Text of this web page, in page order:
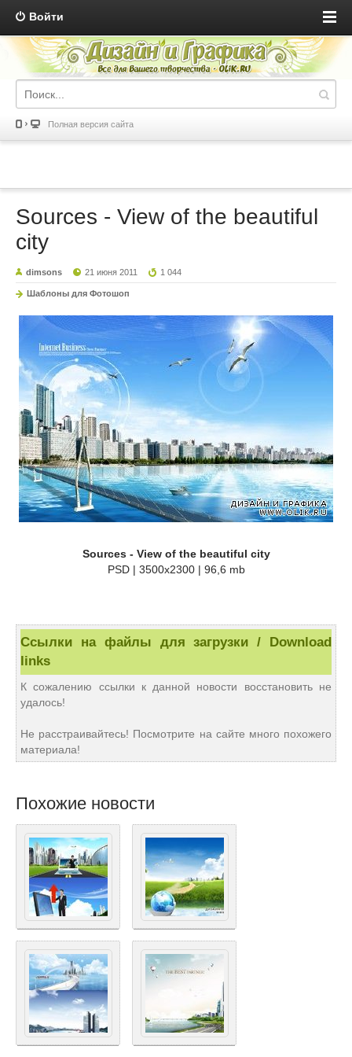
Войти
Полная версия сайта
Sources - View of the beautiful
city
dimsons 21 июня 2011 1 044
Шаблоны для Фотошоп
Sources - View of the beautiful city
PSD | 3500x2300 | 96,6 mb
Ссылки на файлы для загрузки / Download
links
К сожалению ссылки к данной новости восстановить не
удалось!
Не расстраивайтесь! Посмотрите на сайте много похожего
материала!
Похожие новости